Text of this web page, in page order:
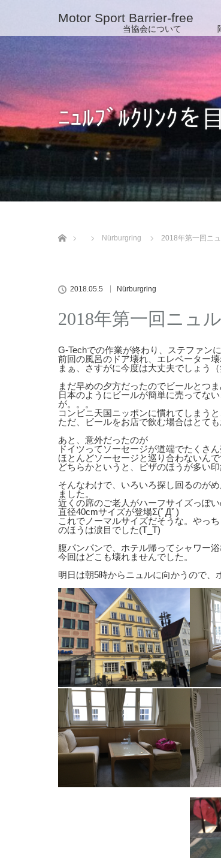
Motor Sport Barrier-free
当協会について
ﾆｭﾙﾌﾞﾙｸﾘﾝｸを
Nürburgring
2018年第一回ニ
2018.05.5 Nürburgring
2018年第一回ニュ
G-Techでの作業が終わり、ステファン
前回の風呂のドア壊れ、エレベーター壊
まぁ、さすがに今度は大丈夫でしょう（
まだ早めの夕方だったのでビールとつ
日本のようにビールが簡単に売ってな
が。。。
コンビニ天国ニッポンに慣れてしまう
ただ、ビールをお店で飲む場合はとて
あと、意外だったのが
ドイツってソーセージが道端でたくさ
ほとんどソーセージと巡り合わないん
どちらかというと、ピザのほうが多い印
そんなわけで、いろいろ探し回るのが
ました。
近くの席のご老人がハーフサイズっぽ
直径40cmサイズが登場Σ(ﾟДﾟ)
これでノーマルサイズだそうな。や
のほうは涙目でした(T_T)
腹パンパンで、ホテル帰ってシャワー
今回はどこも壊れませんでした。
明日は朝5時からニュルに向かうので、